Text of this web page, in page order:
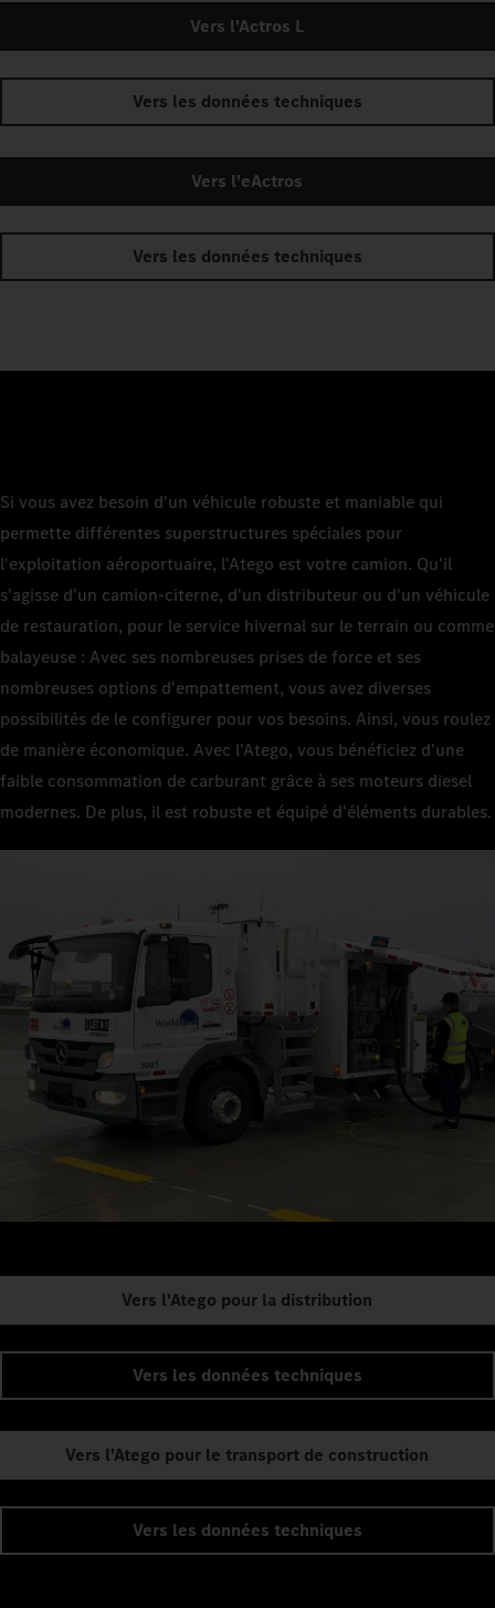
Vers l'Actros L
Vers les données techniques
Vers l'eActros
Vers les données techniques
Si vous avez besoin d'un véhicule robuste et maniable qui
permette différentes superstructures spéciales pour
l'exploitation aéroportuaire, l'Atego est votre camion. Qu'il
s'agisse d'un camion-citerne, d'un distributeur ou d'un véhicule
de restauration, pour le service hivernal sur le terrain ou comme
balayeuse : Avec ses nombreuses prises de force et ses
nombreuses options d'empattement, vous avez diverses
possibilités de le configurer pour vos besoins. Ainsi, vous roulez
de manière économique. Avec l'Atego, vous bénéficiez d'une
faible consommation de carburant grâce à ses moteurs diesel
modernes. De plus, il est robuste et équipé d'éléments durables.
Vers l'Atego pour la distribution
Vers les données techniques
Vers l'Atego pour le transport de construction
Vers les données techniques